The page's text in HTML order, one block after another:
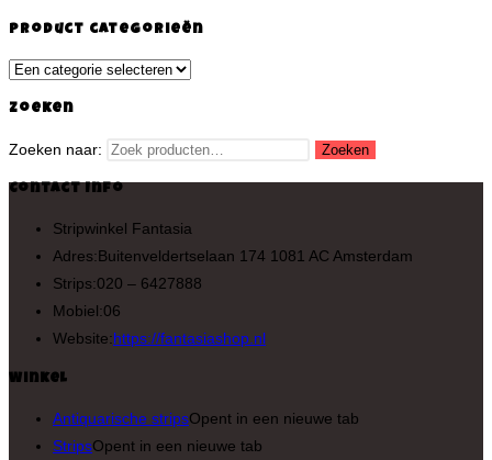
Product categorieën
Zoeken
Zoeken naar: Zoeken
Contact Info
Stripwinkel Fantasia
Adres:Buitenveldertselaan 174 1081 AC Amsterdam
Strips:020 – 6427888
Mobiel:06
Website:https://fantasiashop.nl
Winkel
Antiquarische stripsOpent in een nieuwe tab
StripsOpent in een nieuwe tab